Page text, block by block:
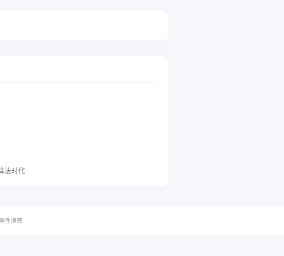
法时代
性消费